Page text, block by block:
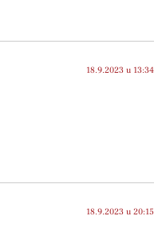
18.9.2023 u 13:34
18.9.2023 u 20:15